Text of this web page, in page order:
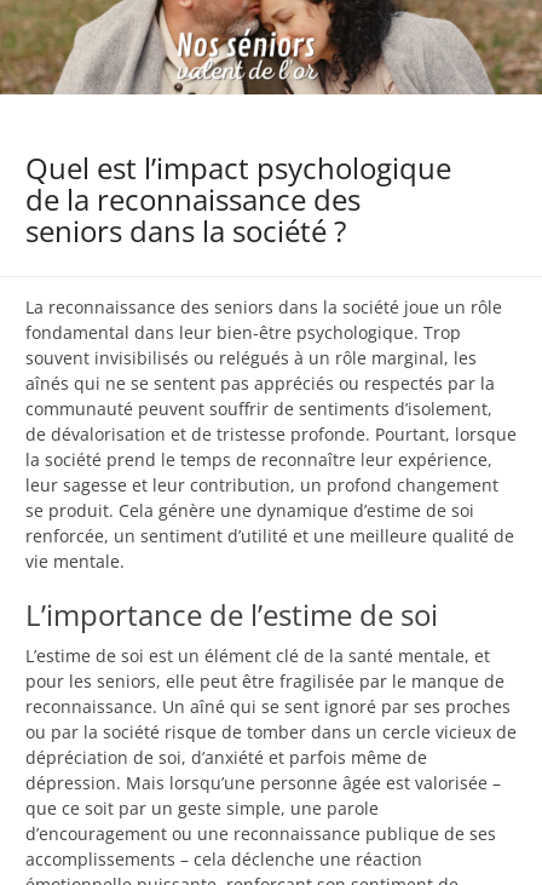
Quel est l’impact psychologique
de la reconnaissance des
seniors dans la société ?
La reconnaissance des seniors dans la société joue un rôle
fondamental dans leur bien-être psychologique. Trop
souvent invisibilisés ou relégués à un rôle marginal, les
aînés qui ne se sentent pas appréciés ou respectés par la
communauté peuvent souffrir de sentiments d’isolement,
de dévalorisation et de tristesse profonde. Pourtant, lorsque
la société prend le temps de reconnaître leur expérience,
leur sagesse et leur contribution, un profond changement
se produit. Cela génère une dynamique d’estime de soi
renforcée, un sentiment d’utilité et une meilleure qualité de
vie mentale.
L’importance de l’estime de soi
L’estime de soi est un élément clé de la santé mentale, et
pour les seniors, elle peut être fragilisée par le manque de
reconnaissance. Un aîné qui se sent ignoré par ses proches
ou par la société risque de tomber dans un cercle vicieux de
dépréciation de soi, d’anxiété et parfois même de
dépression. Mais lorsqu’une personne âgée est valorisée –
que ce soit par un geste simple, une parole
d’encouragement ou une reconnaissance publique de ses
accomplissements – cela déclenche une réaction